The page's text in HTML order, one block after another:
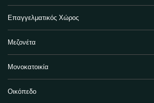
Επαγγελματικός Χώρος
Μεζονέτα
Μονοκατοικία
Οικόπεδο